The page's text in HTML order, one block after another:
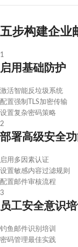
五步构建企业
1
启用基础防护
激活智能反垃圾系统
配置强制TLS加密传输
设置复杂密码策略
2
部署高级安全
启用多因素认证
设置敏感内容过滤规则
配置邮件审核流程
3
员工安全意识培
钓鱼邮件识别培训
密码管理最佳实践